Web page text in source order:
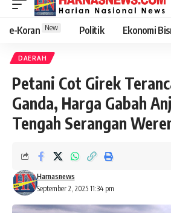
e-Koran New Politik Ekonomi
DAERAH
Petani Cot Girek
Ganda, Harga Gabah
Tengah Serangan
September 2, 2025 11:34 pm
Harnasnews